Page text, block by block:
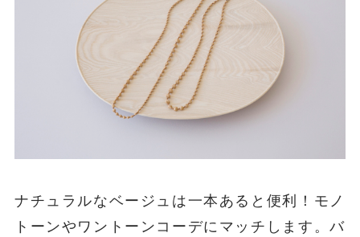
ナチュラルなベージュは一本あると便利！モノ
トーンやワントーンコーデにマッチします。バ